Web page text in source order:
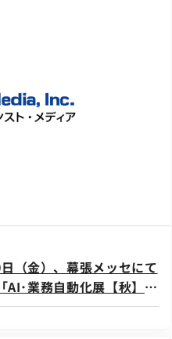
（金）、幕張メッセにて
･業務自動化展【秋】」